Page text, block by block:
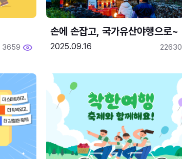
3659
손에 손잡고, 국가유산야행으로~
2025.09.16 22630